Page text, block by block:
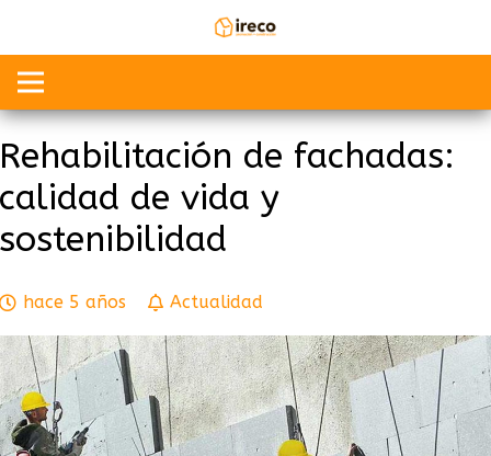
Rehabilitación de fachadas:
calidad de vida y
sostenibilidad
hace 5 años Actualidad